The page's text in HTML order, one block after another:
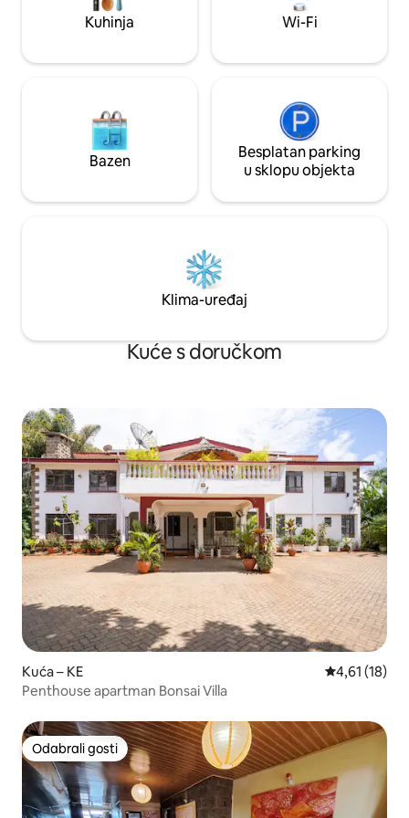
Odobreno
pogled na12. kat.
Kuhinja Wi-Fi
Bazen
Besplatan parking
u sklopu objekta
Klima-uređaj
Kuće s doručkom
Kuća – KE Prosječna
4,61 (18)
Penthouse apartman Bonsai Villa
Odabrali gosti
Odabrali gosti